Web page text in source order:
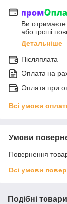
Ви
або гроші
Детальніше
Післяплата
Оплата на
Оплата при
Всі умови
Умови
Повернення
Всі умови
Подібні